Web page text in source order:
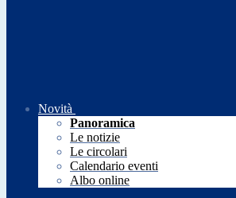
Novità
Panoramica
Le notizie
Le circolari
Calendario eventi
Albo online